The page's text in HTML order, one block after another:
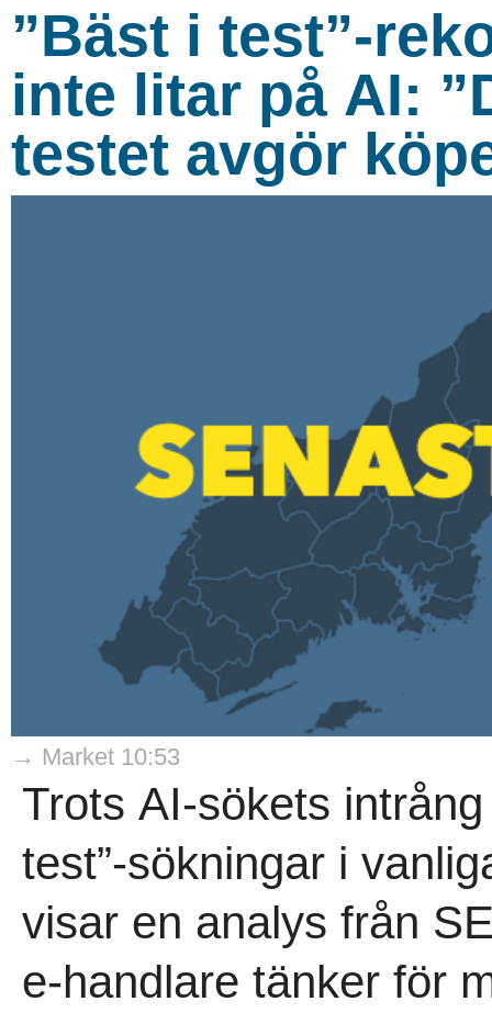
”Bäst i test”-
inte litar på AI:
testet avgör
→ Market 10:53
Trots AI-sökets
test”-sökningar i
visar en analys från
e-handlare tänker för